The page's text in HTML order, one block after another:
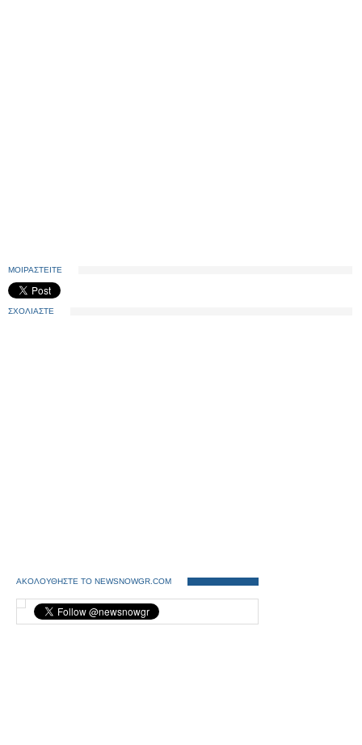
ΜΟΙΡΑΣΤΕΙΤΕ
ΣΧΟΛΙΑΣΤΕ
ΑΚΟΛΟΥΘΗΣΤΕ ΤΟ NEWSNOWGR.COM